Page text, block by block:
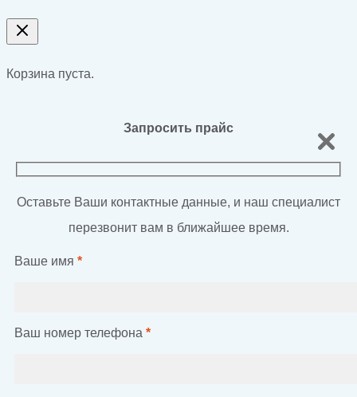
Корзина пуста.
Запросить прайс
Оставьте Ваши контактные данные, и наш специалист
перезвонит вам в ближайшее время.
Ваше имя *
Ваш номер телефона *